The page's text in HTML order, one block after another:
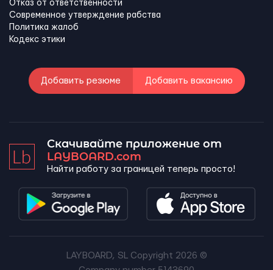
Отказ от ответственности
Современное утверждение рабства
Политика жалоб
Кодекс этики
Добавить резюме Добавить вакансию
Скачивайте приложение от
LAYBOARD.com
Найти работу за границей теперь просто!
LAYBOARD, SL Copyright 2026 ©